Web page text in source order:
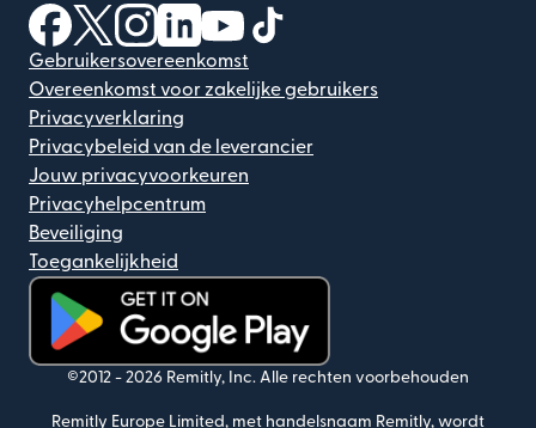
(wordt geopend in een nieuw venster)
(wordt geopend in een nieuw venster)
(wordt geopend in een nieuw venster)
(wordt geopend in een nieuw venster)
(wordt geopend in een nieuw
Gebruikersovereenkomst
Overeenkomst voor zakelijke gebruikers
Privacyverklaring
Privacybeleid van de leverancier
Jouw privacyvoorkeuren
Privacyhelpcentrum
Beveiliging
Toegankelijkheid
(wordt geopend in een nieuw venster)
©2012 - 2026 Remitly, Inc. Alle rechten voorbehouden
Remitly Europe Limited, met handelsnaam Remitly, wordt